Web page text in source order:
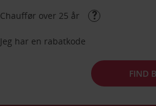
Chauffør over 25 år
Jeg har en rabatkode
FIND